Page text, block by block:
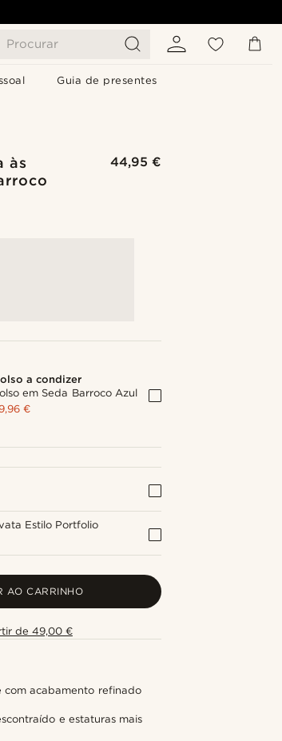
Procurar
Guia de presentes
às
44,95 €
a condizer
em Seda Barroco Azul
€
Estilo Portfolio
AO CARRINHO
de 49,00 €
com acabamento refinado
e estaturas mais